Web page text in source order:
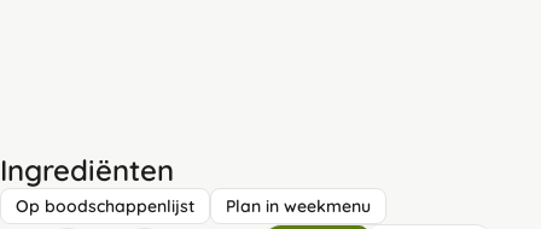
Ingrediënten
Op boodschappenlijst Plan in weekmenu